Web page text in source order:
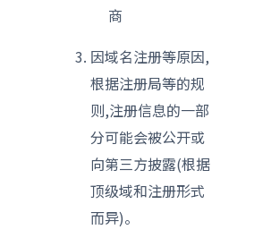
商
因域名注册等原因,
根据注册局等的规
则,注册信息的一部
分可能会被公开或
向第三方披露(根据
顶级域和注册形式
而异)。